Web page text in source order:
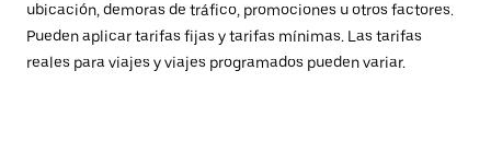
ubicación, demoras de tráfico, promociones u otros factores.
Pueden aplicar tarifas fijas y tarifas mínimas. Las tarifas
reales para viajes y viajes programados pueden variar.